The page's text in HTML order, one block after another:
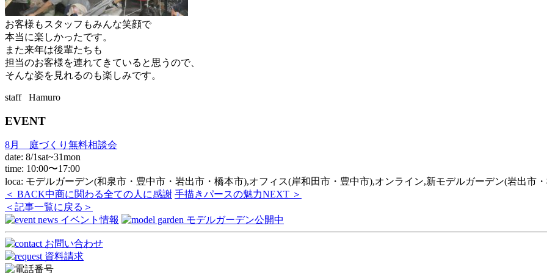
お客様もスタッフもみんな笑顔で
本当に楽しかったです。
また来年は後輩たちも
担当のお客様を連れてきていると思うので、
そんな姿を見れるのも楽しみです。
staff Hamuro
EVENT
8月 庭づくり無料相談会
date: 8/1sat~31mon
time: 10:00〜17:00
loca: モデルガーデン(和泉市・豊中市・岩出市・橋本市),オフィス(岸和田市・豊中市),オンライン,新モデルガーデン(岩出市
＜ BACK中商に関わる全ての人に感謝 手描きパースの魅力NEXT ＞
＜記事一覧に戻る＞